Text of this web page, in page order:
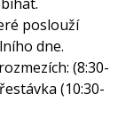
poslouží
dne.
(8:30-
(10:30-